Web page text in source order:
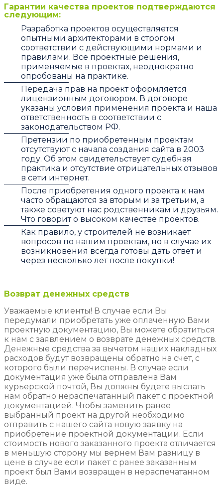
Гарантии качества проектов подтверждаются
следующим:
Разработка проектов осуществляется
опытными архитекторами в строгом
соответствии с действующими нормами и
правилами. Все проектные решения,
применяемые в проектах, неоднократно
опробованы на практике.
Передача прав на проект оформляется
лицензионным договором. В договоре
указаны условия применения проекта и наша
ответственность в соответствии с
законодательством РФ.
Претензии по приобретенным проектам
отсутствуют с начала создания сайта в 2003
году. Об этом свидетельствует судебная
практика и отсутствие отрицательных отзывов
в сети интернет.
После приобретения одного проекта к нам
часто обращаются за вторым и за третьим, а
также советуют нас родственникам и друзьям.
Что говорит о высоком качестве проектов.
Как правило, у строителей не возникает
вопросов по нашим проектам, но в случае их
возникновения всегда готовы дать ответ и
через несколько лет после покупки!
Возврат денежных средств
Уважаемые клиенты! В случае если Вы
передумали приобретать уже оплаченную Вами
проектную документацию, Вы можете обратиться
к нам с заявлением о возврате денежных средств.
Денежные средства за вычетом наших накладных
расходов будут возвращены обратно на счет, с
которого были перечислены. В случае если
документация уже была отправлена Вам
курьерской почтой, Вы должны будете выслать
нам обратно нераспечатанный пакет с проектной
документацией. Чтобы заменить ранее
выбранный проект на другой необходимо
отправить с нашего сайта новую заявку на
приобретение проектной документации. Если
стоимость нового заказанного проекта отличается
в меньшую сторону мы вернем Вам разницу в
цене в случае если пакет с ранее заказанным
проект был Вами возвращен в нераспечатанном
виде.